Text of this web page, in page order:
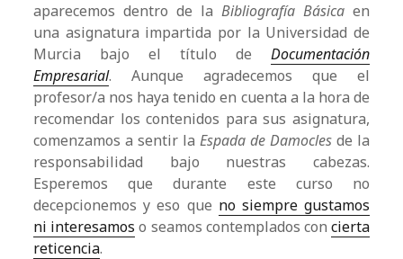
aparecemos dentro de la Bibliografía Básica en
una asignatura impartida por la Universidad de
Murcia bajo el título de Documentación
Empresarial. Aunque agradecemos que el
profesor/a nos haya tenido en cuenta a la hora de
recomendar los contenidos para sus asignatura,
comenzamos a sentir la Espada de Damocles de la
responsabilidad bajo nuestras cabezas.
Esperemos que durante este curso no
decepcionemos y eso que no siempre gustamos
ni interesamos o seamos contemplados con cierta
reticencia.